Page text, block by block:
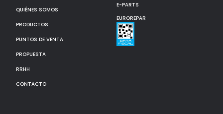
QUIÉNES SOMOS
PRODUCTOS
PUNTOS DE VENTA
PROPUESTA
RRHH
CONTACTO
E-PARTS
EUROREPAR